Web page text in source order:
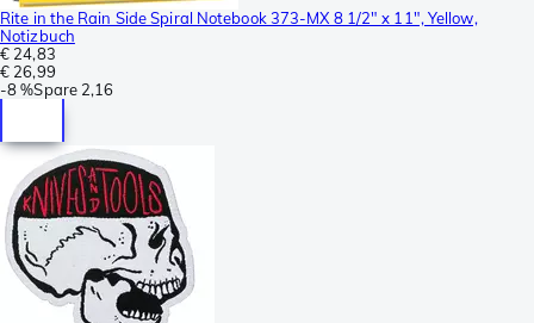
Rite in the Rain Side Spiral Notebook 373-MX 8 1/2" x 11", Yellow,
Notizbuch
€ 24,83
€ 26,99
-8 %Spare 2,16